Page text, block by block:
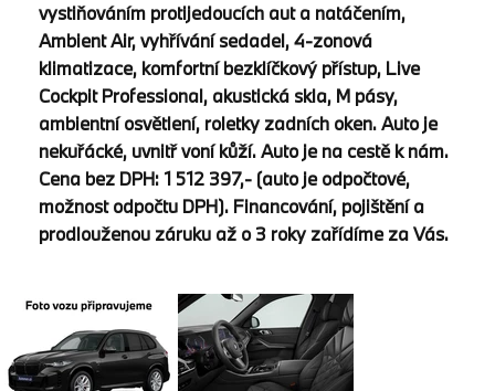
vystiňováním protijedoucích aut a natáčením,
Ambient Air, vyhřívání sedadel, 4-zonová
klimatizace, komfortní bezklíčkový přístup, Live
Cockpit Professional, akustická skla, M pásy,
ambientní osvětlení, roletky zadních oken. Auto je
nekuřácké, uvnitř voní kůží. Auto je na cestě k nám.
Cena bez DPH: 1 512 397,- (auto je odpočtové,
možnost odpočtu DPH). Financování, pojištění a
prodlouženou záruku až o 3 roky zařídíme za Vás.